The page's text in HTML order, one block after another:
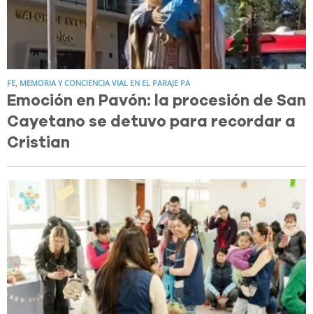
FE, MEMORIA Y CONCIENCIA VIAL EN EL PARAJE PA
Emoción en Pavón: la procesión de San
Cayetano se detuvo para recordar a
Cristian